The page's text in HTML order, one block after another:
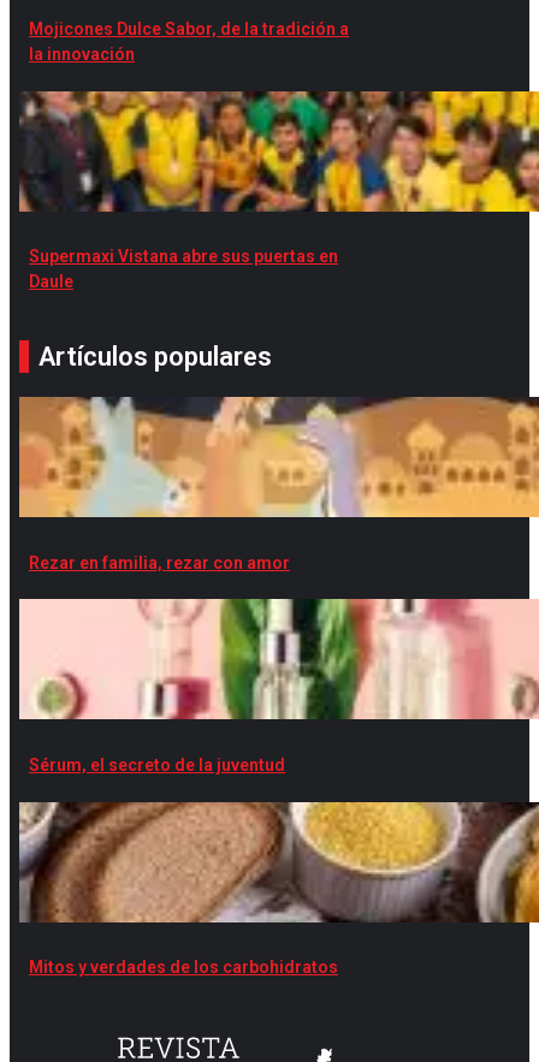
Mojicones Dulce Sabor, de la tradición a
la innovación
Supermaxi Vistana abre sus puertas en
Daule
Artículos populares
Rezar en familia, rezar con amor
Sérum, el secreto de la juventud
Mitos y verdades de los carbohidratos